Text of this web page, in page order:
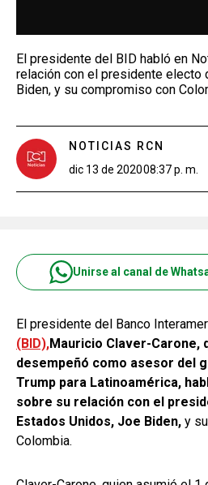
El presidente del BID habló en
relación con el presidente electo
Biden, y su compromiso con
NOTICIAS RCN
dic 13 de 202008:37 p. m.
Unirse al canal de
El presidente del Banco
(BID),Mauricio Claver-Carone,
desempeñó como asesor del
Trump para Latinoamérica,
sobre su relación con el
Estados Unidos, Joe Biden, y
Colombia.